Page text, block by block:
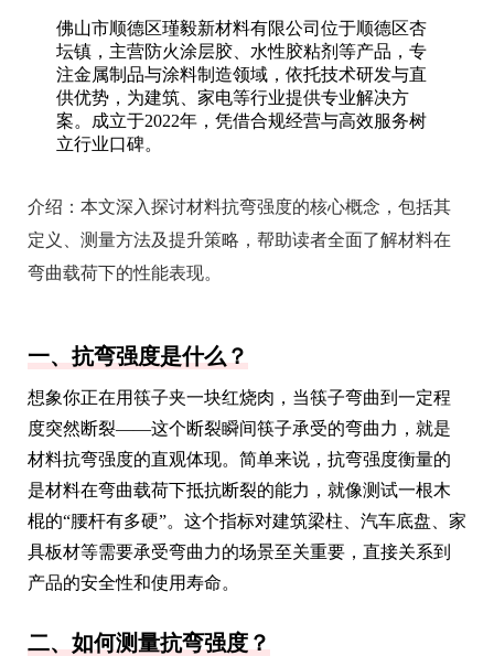
佛山市顺德区瑾毅新材料有限公司位于顺德区杏
坛镇，主营防火涂层胶、水性胶粘剂等产品，专
注金属制品与涂料制造领域，依托技术研发与直
供优势，为建筑、家电等行业提供专业解决方
案。成立于2022年，凭借合规经营与高效服务树
立行业口碑。
介绍： 本文深入探讨材料抗弯强度的核心概念，包括其
定义、测量方法及提升策略，帮助读者全面了解材料在
弯曲载荷下的性能表现。
一、抗弯强度是什么？
想象你正在用筷子夹一块红烧肉，当筷子弯曲到一定程
度突然断裂——这个断裂瞬间筷子承受的弯曲力，就是
材料抗弯强度的直观体现。简单来说，抗弯强度衡量的
是材料在弯曲载荷下抵抗断裂的能力，就像测试一根木
棍的“腰杆有多硬”。这个指标对建筑梁柱、汽车底盘、家
具板材等需要承受弯曲力的场景至关重要，直接关系到
产品的安全性和使用寿命。
二、如何测量抗弯强度？